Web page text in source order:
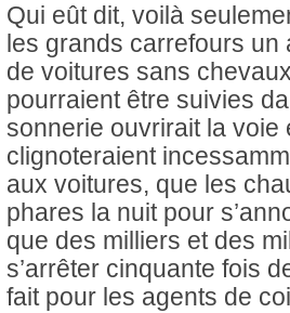
Qui eût dit, voilà
les grands carrefours un
de voitures sans
pourraient être suivies
sonnerie ouvrirait la voie
clignoteraient
aux voitures, que les
phares la nuit pour
que des milliers et des
s’arrêter cinquante fois
fait pour les agents de